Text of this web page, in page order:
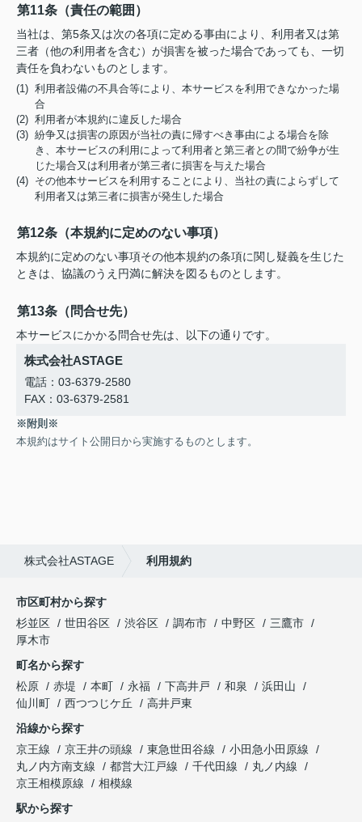
第11条（責任の範囲）
当社は、第5条又は次の各項に定める事由により、利用者又は第
三者（他の利用者を含む）が損害を被った場合であっても、一切
責任を負わないものとします。
(1) 利用者設備の不具合等により、本サービスを利用できなかった場
合
(2) 利用者が本規約に違反した場合
(3) 紛争又は損害の原因が当社の責に帰すべき事由による場合を除
き、本サービスの利用によって利用者と第三者との間で紛争が生
じた場合又は利用者が第三者に損害を与えた場合
(4) その他本サービスを利用することにより、当社の責によらずして
利用者又は第三者に損害が発生した場合
第12条（本規約に定めのない事項）
本規約に定めのない事項その他本規約の条項に関し疑義を生じた
ときは、協議のうえ円満に解決を図るものとします。
第13条（問合せ先）
本サービスにかかる問合せ先は、以下の通りです。
株式会社ASTAGE
電話：03-6379-2580
FAX：03-6379-2581
※附則※
本規約はサイト公開日から実施するものとします。
株式会社ASTAGE 利用規約
市区町村から探す
杉並区
世田谷区 渋谷区 調布市 中野区
三鷹市
厚木市
町名から探す
松原
赤堤 本町 永福 下高井戸 和泉
浜田山
仙川町
西つつじケ丘
高井戸東
沿線から探す
京王線
京王井の頭線 東急世田谷線
小田急小田原線
丸ノ内方南支線
都営大江戸線 千代田線
丸ノ内線
京王相模原線
相模線
駅から探す